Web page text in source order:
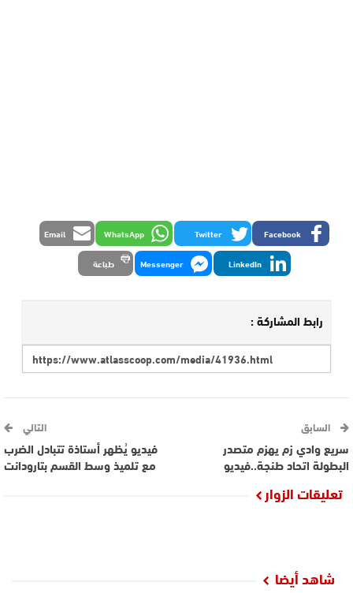
Facebook
Twitter
WhatsApp
Email
LinkedIn
Messenger طباعة
رابط المشاركة :
السابق
سريع وادي زم يهزم متصدر
البطولة اتحاد طنجة..فيديو
التالي
فيديو يُظهر أستاذة تتبادل الضرب
مع تلميذ وسط القسم بتارودانت
تعليقات الزوار
شاهد أيضا